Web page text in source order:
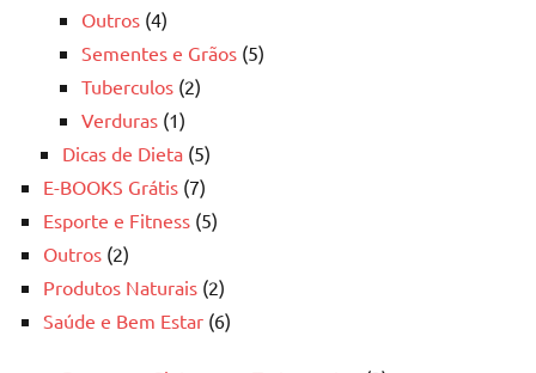
Outros (4)
Sementes e Grãos (5)
Tuberculos (2)
Verduras (1)
Dicas de Dieta (5)
E-BOOKS Grátis (7)
Esporte e Fitness (5)
Outros (2)
Produtos Naturais (2)
Saúde e Bem Estar (6)